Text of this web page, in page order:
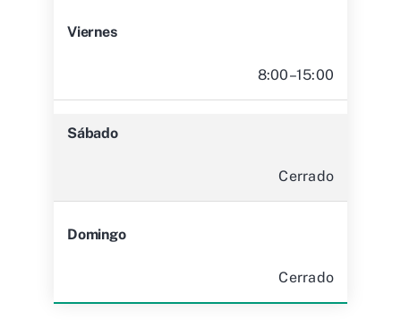
Viernes
8:00–15:00
Sábado
Cerrado
Domingo
Cerrado